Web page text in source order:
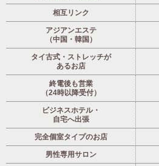
相互リンク
アジアンエステ
（中国・韓国）
タイ古式・ストレッチが
あるお店
終電後も営業
（24時以降受付）
ビジネスホテル・
自宅へ出張
完全個室タイプのお店
男性専用サロン